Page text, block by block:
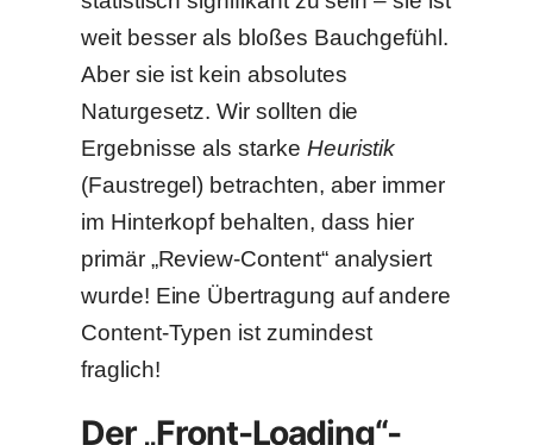
weit besser als bloßes Bauchgefühl.
Aber sie ist kein absolutes
Naturgesetz. Wir sollten die
Ergebnisse als starke Heuristik
(Faustregel) betrachten, aber immer
im Hinterkopf behalten, dass hier
primär „Review-Content“ analysiert
wurde! Eine Übertragung auf andere
Content-Typen ist zumindest
fraglich!
Der „Front-Loading“-